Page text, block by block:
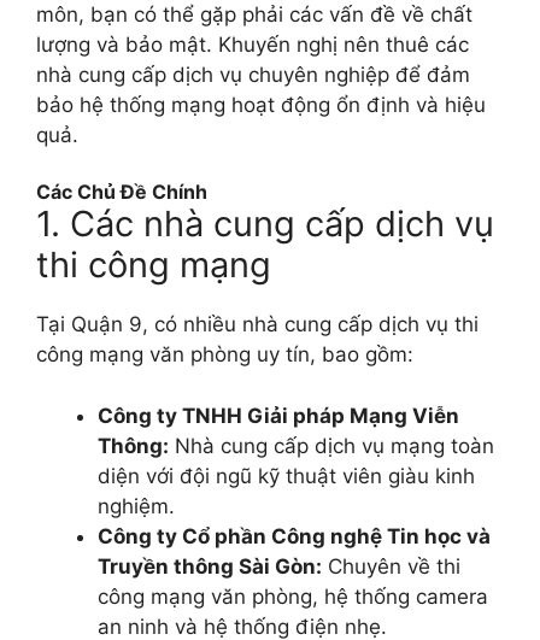
môn, bạn có thể gặp phải các vấn đề về chất
lượng và bảo mật. Khuyến nghị nên thuê các
nhà cung cấp dịch vụ chuyên nghiệp để đảm
bảo hệ thống mạng hoạt động ổn định và hiệu
quả.
Các Chủ Đề Chính
1. Các nhà cung cấp dịch vụ
thi công mạng
Tại Quận 9, có nhiều nhà cung cấp dịch vụ thi
công mạng văn phòng uy tín, bao gồm:
Công ty TNHH Giải pháp Mạng Viễn
Thông: Nhà cung cấp dịch vụ mạng toàn
diện với đội ngũ kỹ thuật viên giàu kinh
nghiệm.
Công ty Cổ phần Công nghệ Tin học và
Truyền thông Sài Gòn: Chuyên về thi
công mạng văn phòng, hệ thống camera
an ninh và hệ thống điện nhẹ.